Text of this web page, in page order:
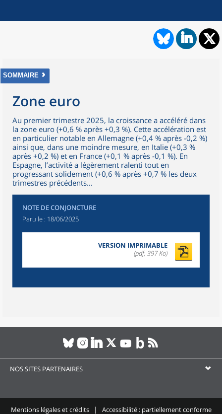
SOMMAIRE
Zone euro
Au premier trimestre 2025, la croissance a accéléré dans
la zone euro (+0,6 % après +0,3 %). Cette accélération est
en particulier notable en Allemagne (+0,4 % après -0,2 %)
ainsi que, dans une moindre mesure, en Italie (+0,3 %
après +0,2 %) et en France (+0,1 % après -0,1 %). En
Espagne, l’activité a légèrement ralenti tout en
progressant solidement (+0,6 % après +0,7 % les deux
trimestres précédents...
NOTE DE CONJONCTURE
Paru le : 18/06/2025
VERSION IMPRIMABLE
(pdf, 397 Ko)
NOS SITES PARTENAIRES
Mentions légales et crédits Accessibilité : partiellement conforme